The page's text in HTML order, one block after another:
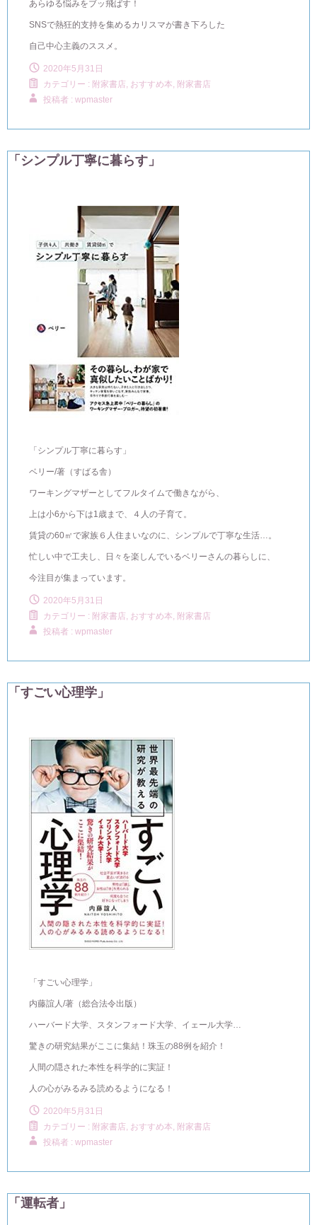
あらゆる悩みをブッ飛ばす！
SNSで熱狂的支持を集めるカリスマが書き下ろした
自己中心主義のススメ。
2020年5月31日
カテゴリー : 附家書店, おすすめ本 附家書店
投稿者 : wpmaster
「シンプル丁寧に暮らす」
「シンプル丁寧に暮らす」
ベリー/著（すばる舎）
ワーキングマザーとしてフルタイムで働きながら、
上は小6から下は1歳まで、４人の子育て。
賃貸の60㎡で家族６人住まいなのに、シンプルで丁寧な生活…。
忙しい中で工夫し、日々を楽しんでいるベリーさんの暮らしに、
今注目が集まっています。
2020年5月31日
カテゴリー : 附家書店, おすすめ本 附家書店
投稿者 : wpmaster
「すごい心理学」
「すごい心理学」
内藤誼人/著（総合法令出版）
ハーバード大学、スタンフォード大学、イェール大学…
驚きの研究結果がここに集結！珠玉の88例を紹介！
人間の隠された本性を科学的に実証！
人の心がみるみる読めるようになる！
2020年5月31日
カテゴリー : 附家書店, おすすめ本 附家書店
投稿者 : wpmaster
「運転者」